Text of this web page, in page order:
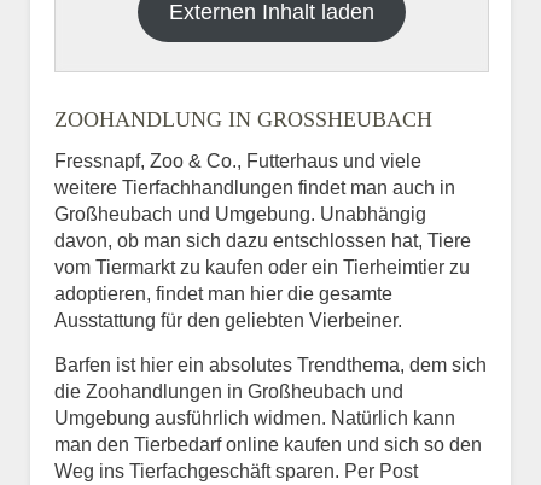
Externen Inhalt laden
ZOOHANDLUNG IN GROSSHEUBACH
Fressnapf, Zoo & Co., Futterhaus und viele
weitere Tierfachhandlungen findet man auch in
Großheubach und Umgebung. Unabhängig
davon, ob man sich dazu entschlossen hat, Tiere
vom Tiermarkt zu kaufen oder ein Tierheimtier zu
adoptieren, findet man hier die gesamte
Ausstattung für den geliebten Vierbeiner.
Barfen ist hier ein absolutes Trendthema, dem sich
die Zoohandlungen in Großheubach und
Umgebung ausführlich widmen. Natürlich kann
man den Tierbedarf online kaufen und sich so den
Weg ins Tierfachgeschäft sparen. Per Post